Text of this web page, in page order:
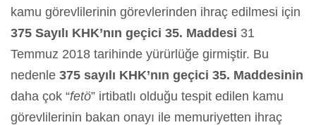
kamu görevlilerinin görevlerinden ihraç edilmesi için
375 Sayılı KHK’nın geçici 35. Maddesi 31
Temmuz 2018 tarihinde yürürlüğe girmiştir. Bu
nedenle 375 sayılı KHK’nın geçici 35. Maddesinin
daha çok “fetö” irtibatlı olduğu tespit edilen kamu
görevlilerinin bakan onayı ile memuriyetten ihraç